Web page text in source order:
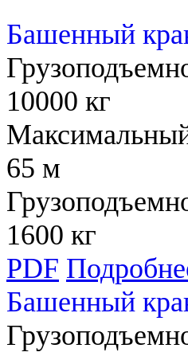
Башенный
10000 кг
65 м
1600 кг
PDF
Башенный